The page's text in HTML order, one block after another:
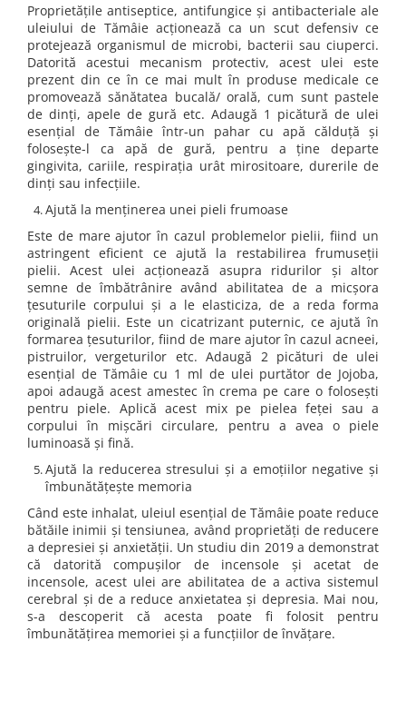
Proprietățile antiseptice, antifungice și antibacteriale ale
uleiului de Tămâie acționează ca un scut defensiv ce
protejează organismul de microbi, bacterii sau ciuperci.
Datorită acestui mecanism protectiv, acest ulei este
prezent din ce în ce mai mult în produse medicale ce
promovează sănătatea bucală/ orală, cum sunt pastele
de dinți, apele de gură etc. Adaugă 1 picătură de ulei
esențial de Tămâie într-un pahar cu apă călduță și
folosește-l ca apă de gură, pentru a ține departe
gingivita, cariile, respirația urât mirositoare, durerile de
dinți sau infecțiile.
Ajută la menținerea unei pieli frumoase
Este de mare ajutor în cazul problemelor pielii, fiind un
astringent eficient ce ajută la restabilirea frumuseții
pielii. Acest ulei acționează asupra ridurilor și altor
semne de îmbătrânire având abilitatea de a micșora
țesuturile corpului și a le elasticiza, de a reda forma
originală pielii. Este un cicatrizant puternic, ce ajută în
formarea țesuturilor, fiind de mare ajutor în cazul acneei,
pistruilor, vergeturilor etc. Adaugă 2 picături de ulei
esențial de Tămâie cu 1 ml de ulei purtător de Jojoba,
apoi adaugă acest amestec în crema pe care o folosești
pentru piele. Aplică acest mix pe pielea feței sau a
corpului în mișcări circulare, pentru a avea o piele
luminoasă și fină.
Ajută la reducerea stresului și a emoțiilor negative și
îmbunătățește memoria
Când este inhalat, uleiul esențial de Tămâie poate reduce
bătăile inimii și tensiunea, având proprietăți de reducere
a depresiei și anxietății. Un studiu din 2019 a demonstrat
că datorită compușilor de incensole și acetat de
incensole, acest ulei are abilitatea de a activa sistemul
cerebral și de a reduce anxietatea și depresia. Mai nou,
s-a descoperit că acesta poate fi folosit pentru
îmbunătățirea memoriei și a funcțiilor de învățare.